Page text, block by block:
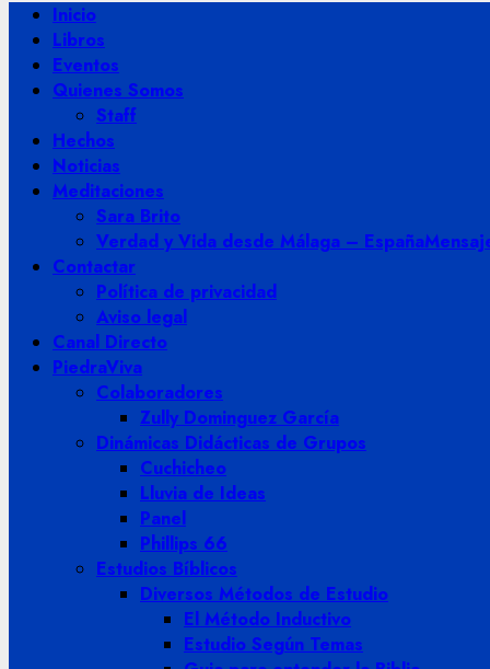
Menú
principal
Inicio
Libros
Eventos
Quienes Somos
Staff
Hechos
Noticias
Meditaciones
Sara Brito
Verdad y Vida desde Málaga – España
Contactar
Política de privacidad
Aviso legal
Canal Directo
PiedraViva
Colaboradores
Zully Dominguez García
Dinámicas Didácticas de Grupos
Cuchicheo
Lluvia de Ideas
Panel
Phillips 66
Estudios Bíblicos
Diversos Métodos de Estudio
El Método Inductivo
Estudio Según Temas